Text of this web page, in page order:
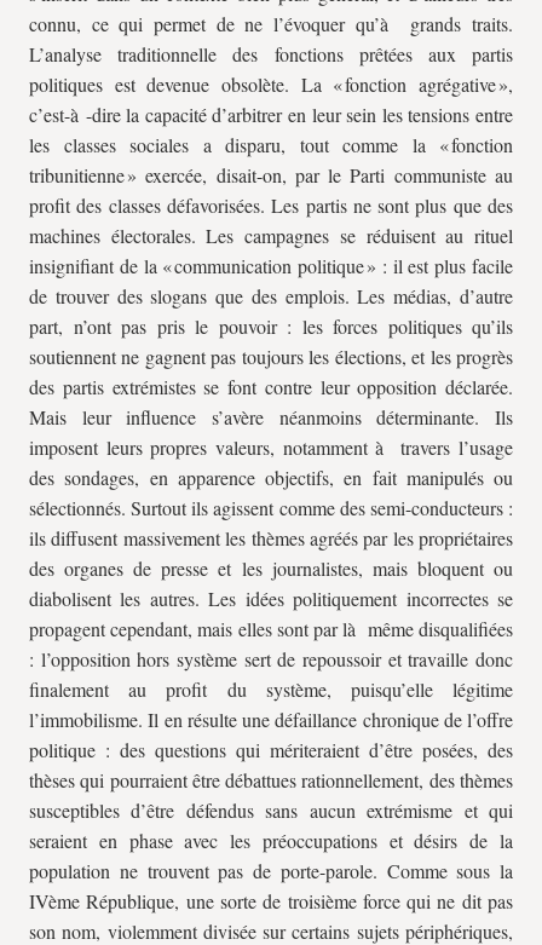
connu, ce qui permet de ne l’évoquer qu’à grands traits.
L’analyse traditionnelle des fonctions prêtées aux partis
politiques est devenue obsolète. La « fonction agrégative »,
c’est-à -dire la capacité d’arbitrer en leur sein les tensions entre
les classes sociales a disparu, tout comme la « fonction
tribunitienne » exercée, disait-on, par le Parti communiste au
profit des classes défavorisées. Les partis ne sont plus que des
machines électorales. Les campagnes se réduisent au rituel
insignifiant de la « communication politique » : il est plus facile
de trouver des slogans que des emplois. Les médias, d’autre
part, n’ont pas pris le pouvoir : les forces politiques qu’ils
soutiennent ne gagnent pas toujours les élections, et les progrès
des partis extrémistes se font contre leur opposition déclarée.
Mais leur influence s’avère néanmoins déterminante. Ils
imposent leurs propres valeurs, notamment à travers l’usage
des sondages, en apparence objectifs, en fait manipulés ou
sélectionnés. Surtout ils agissent comme des semi-conducteurs :
ils diffusent massivement les thèmes agréés par les propriétaires
des organes de presse et les journalistes, mais bloquent ou
diabolisent les autres. Les idées politiquement incorrectes se
propagent cependant, mais elles sont par là même disqualifiées
: l’opposition hors système sert de repoussoir et travaille donc
finalement au profit du système, puisqu’elle légitime
l’immobilisme. Il en résulte une défaillance chronique de l’offre
politique : des questions qui mériteraient d’être posées, des
thèses qui pourraient être débattues rationnellement, des thèmes
susceptibles d’être défendus sans aucun extrémisme et qui
seraient en phase avec les préoccupations et désirs de la
population ne trouvent pas de porte-parole. Comme sous la
IVème République, une sorte de troisième force qui ne dit pas
son nom, violemment divisée sur certains sujets périphériques,